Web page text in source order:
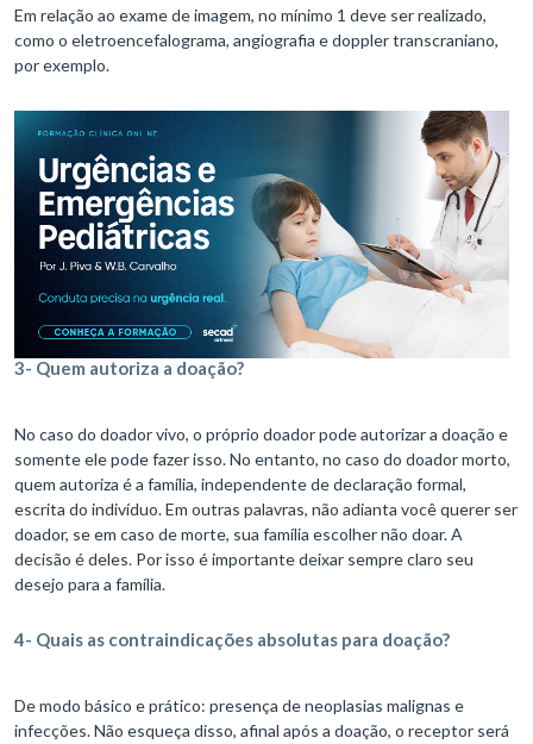
Em relação ao exame de imagem, no mínimo 1 deve ser realizado,
como o eletroencefalograma, angiografia e doppler transcraniano,
por exemplo.
3- Quem autoriza a doação?
No caso do doador vivo, o próprio doador pode autorizar a doação e
somente ele pode fazer isso. No entanto, no caso do doador morto,
quem autoriza é a família, independente de declaração formal,
escrita do indivíduo. Em outras palavras, não adianta você querer ser
doador, se em caso de morte, sua família escolher não doar. A
decisão é deles. Por isso é importante deixar sempre claro seu
desejo para a família.
4- Quais as contraindicações absolutas para doação?
De modo básico e prático: presença de neoplasias malignas e
infecções. Não esqueça disso, afinal após a doação, o receptor será